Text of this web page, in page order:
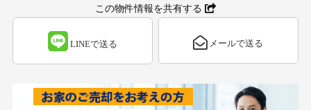
この物件情報を共有する
LINEで送る メールで送る